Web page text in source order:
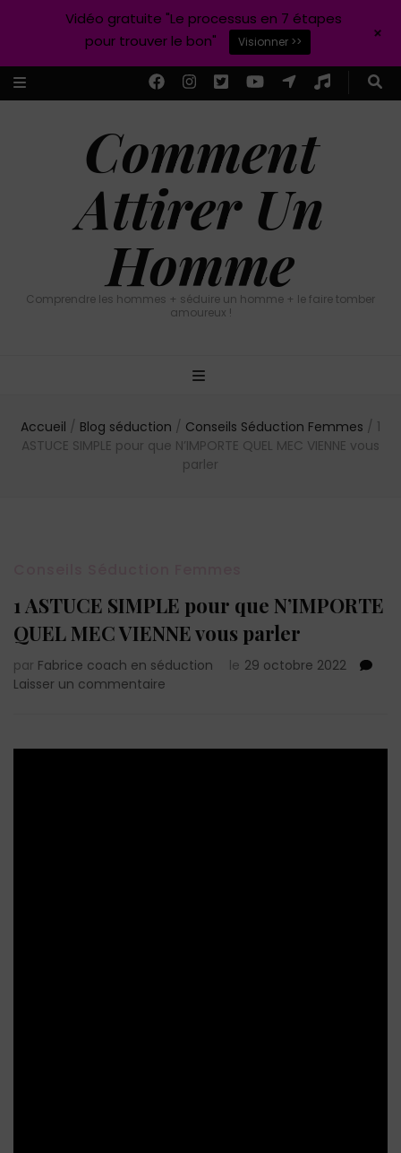
Comment
Attirer Un
Homme
Comprendre les hommes + séduire un homme + le faire tomber
amoureux !
Accueil / Blog séduction / Conseils Séduction Femmes / 1
ASTUCE SIMPLE pour que N’IMPORTE QUEL MEC VIENNE vous
parler
1 ASTUCE SIMPLE pour que N’IMPORTE
QUEL MEC VIENNE vous parler
par Fabrice coach en séduction le 29 octobre 2022
Laisser un commentaire
Vidéo gratuite "Le processus en 7 étapes
pour trouver le bon"
Visionner >> +